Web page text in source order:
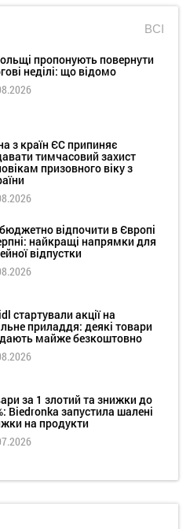
ВСІ
пропонують повернути
неділі: що відомо
з країн ЄС припиняє
тимчасовий захист
призовного віку з
відпочити в Європі
найкращі напрямки для
відпустки
стартували акції на
приладдя: деякі товари
майже безкоштовно
за 1 злотий та знижки до
Biedronka запустила шалені
на продукти